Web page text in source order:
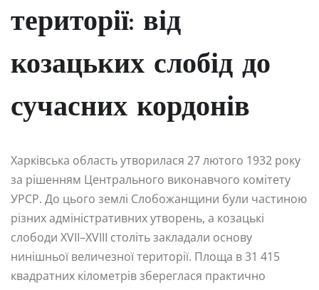
території: від
козацьких слобід до
сучасних кордонів
Харківська область утворилася 27 лютого 1932 року
за рішенням Центрального виконавчого комітету
УРСР. До цього землі Слобожанщини були частиною
різних адміністративних утворень, а козацькі
слободи XVII–XVIII століть закладали основу
нинішньої величезної території. Площа в 31 415
квадратних кілометрів збереглася практично